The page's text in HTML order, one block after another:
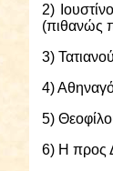
2)
(πιθανώς
3)
4)
5)
6) Η προς